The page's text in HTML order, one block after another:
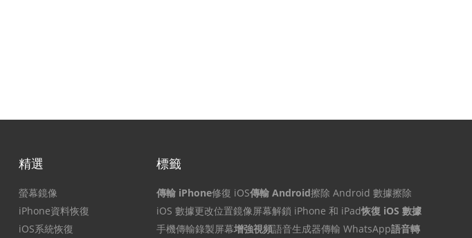
精選
螢幕鏡像
iPhone資料恢復
iOS系統恢復
標籤
傳輸 iPhone修復 iOS傳輸 Android擦除 Android 數據擦除
iOS 數據更改位置鏡像屏幕解鎖 iPhone 和 iPad恢復 iOS 數據
手機傳輸錄製屏幕增強視頻語音生成器傳輸 WhatsApp語音轉